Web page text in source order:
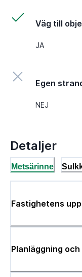
Väg till
JA
Egen
NEJ
Detaljer
Metsärinne
Fastighetens
Planläggning